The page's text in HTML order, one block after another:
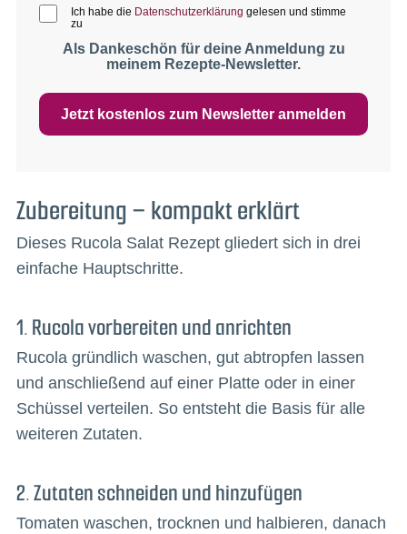
Ich habe die Datenschutzerklärung gelesen und stimme
zu
Als Dankeschön für deine Anmeldung zu
meinem Rezepte-Newsletter.
Jetzt kostenlos zum Newsletter anmelden
Zubereitung – kompakt erklärt
Dieses Rucola Salat Rezept gliedert sich in drei
einfache Hauptschritte.
1. Rucola vorbereiten und anrichten
Rucola gründlich waschen, gut abtropfen lassen
und anschließend auf einer Platte oder in einer
Schüssel verteilen. So entsteht die Basis für alle
weiteren Zutaten.
2. Zutaten schneiden und hinzufügen
Tomaten waschen, trocknen und halbieren, danach